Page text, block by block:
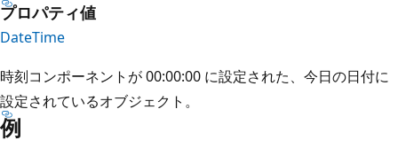
プロパティ値
DateTime
時刻コンポーネントが 00:00:00 に設定された、今日の日付に
設定されているオブジェクト。
例